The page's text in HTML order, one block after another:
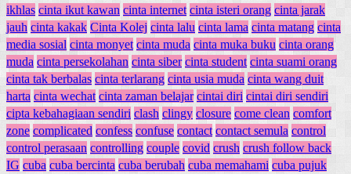
ikhlas cinta ikut kawan cinta internet cinta isteri orang cinta jarak
jauh cinta kakak Cinta Kolej cinta lalu cinta lama cinta matang cinta
media sosial cinta monyet cinta muda cinta muka buku cinta orang
muda cinta persekolahan cinta siber cinta student cinta suami orang
cinta tak berbalas cinta terlarang cinta usia muda cinta wang duit
harta cinta wechat cinta zaman belajar cintai diri cintai diri sendiri
cipta kebahagiaan sendiri clash clingy closure come clean comfort
zone complicated confess confuse contact contact semula control
control perasaan controlling couple covid crush crush follow back
IG cuba cuba bercinta cuba berubah cuba memahami cuba pujuk